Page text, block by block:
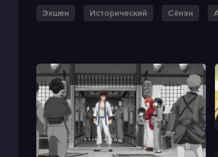
Экшен Исторический Сёнэн